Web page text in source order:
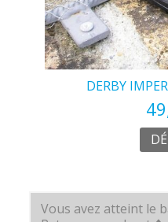
DERBY
Vous avez atteint le